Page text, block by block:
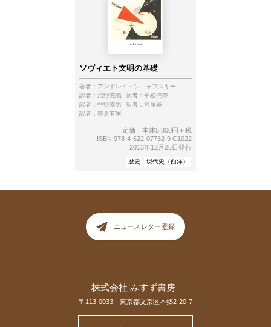
ソヴィエト文明の基礎
著者： アンドレイ・シニャフスキー
訳者： 沼野充義 訳者： 平松潤奈
訳者： 中野幸男 訳者： 河尾基
訳者： 奈倉有里
定価：本体5,800円＋税
ISBN 978-4-622-07732-9 C1022
2013年12月25日発行
歴史 現代史（西洋）
ニュースレター登録
株式会社 みすず書房
〒113-0033 東京都文京区本郷2-20-7